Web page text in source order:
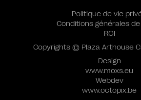
Design
www.moxs.eu
Webdev
www.octopix.be
Politique de vie
Conditions générales
ROI
Copyrights © Plaza Arthouse